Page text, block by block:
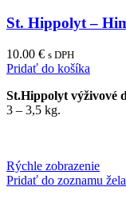
St. Hippolyt –
10.00 € s DPH
Pridať do košíka
St.Hippolyt výživové
3 – 3,5 kg.
Rýchle zobrazenie
Pridať do zoznamu